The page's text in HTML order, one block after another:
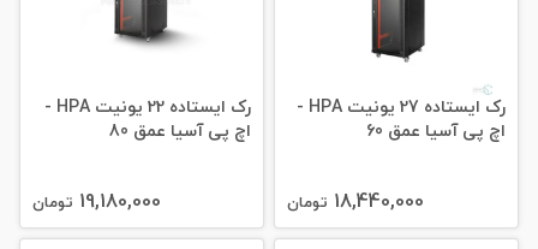
رک ایستاده 27 یونیت HPA -
اچ پی آسیا عمق 60
18,440,000 تومان
رک ایستاده 22 یونیت HPA -
اچ پی آسیا عمق 80
19,180,000 تومان